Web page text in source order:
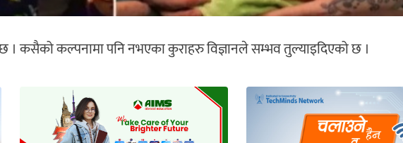
। कसैको कल्पनामा पनि नभएका कुराहरु विज्ञानले सम्भव तुल्याइदिएको छ ।